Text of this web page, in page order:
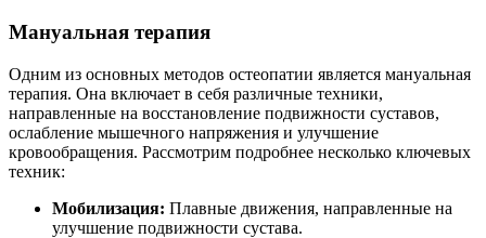
Мануальная терапия
Одним из основных методов остеопатии является мануальная
терапия. Она включает в себя различные техники,
направленные на восстановление подвижности суставов,
ослабление мышечного напряжения и улучшение
кровообращения. Рассмотрим подробнее несколько ключевых
техник:
Мобилизация: Плавные движения, направленные на
улучшение подвижности сустава.